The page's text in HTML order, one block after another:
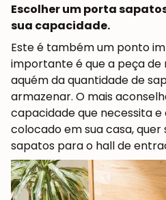
Escolher um porta
sua capacidade.
Este é também um ponto
importante é que a peça de
aquém da quantidade de
armazenar. O mais
capacidade que necessita
colocado em sua casa,
sapatos para o hall de